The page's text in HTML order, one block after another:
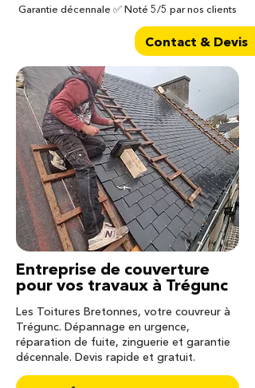
Garantie décennale ✅ Noté 5/5 par nos clients
Contact & Devis
Entreprise de couverture
pour vos travaux à Trégunc
Les Toitures Bretonnes, votre couvreur à
Trégunc. Dépannage en urgence,
réparation de fuite, zinguerie et garantie
décennale. Devis rapide et gratuit.